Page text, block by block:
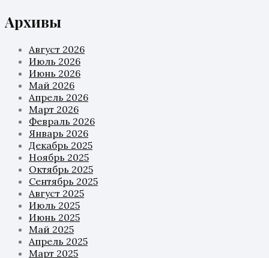
Архивы
Август 2026
Июль 2026
Июнь 2026
Май 2026
Апрель 2026
Март 2026
Февраль 2026
Январь 2026
Декабрь 2025
Ноябрь 2025
Октябрь 2025
Сентябрь 2025
Август 2025
Июль 2025
Июнь 2025
Май 2025
Апрель 2025
Март 2025